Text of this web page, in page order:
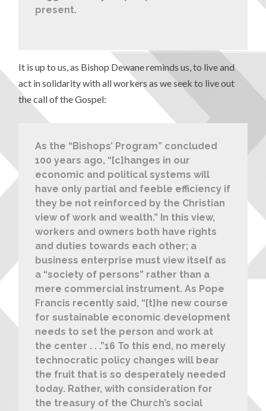
present.
It is up to us, as Bishop Dewane reminds us, to live and
act in solidarity with all workers as we seek to live out
the call of the Gospel:
As the “Bishops’ Program” concluded
100 years ago, “[c]hanges in our
economic and political systems will
have only partial and feeble efficiency if
they be not reinforced by the Christian
view of work and wealth.” In this view,
workers and owners both have rights
and duties towards each other; a
business enterprise must view itself as
a “society of persons” rather than a
mere commercial instrument. As Pope
Francis recently said, “[t]he new course
for sustainable economic development
needs to set the person and work at
the center . . .”16 To this end, no merely
technocratic policy changes will bear
the fruit that is so desperately needed
today. Rather, with consideration for
the treasury of the Church’s social